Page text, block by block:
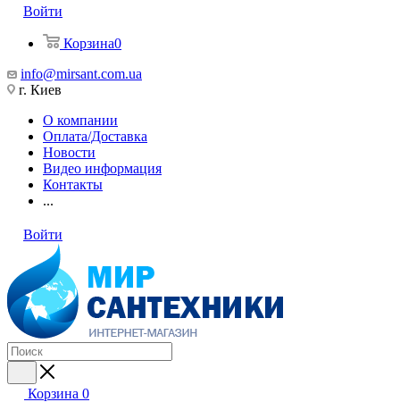
Войти
Корзина0
info@mirsant.com.ua
г. Киев
О компании
Оплата/Доставка
Новости
Видео информация
Контакты
...
Войти
Корзина 0